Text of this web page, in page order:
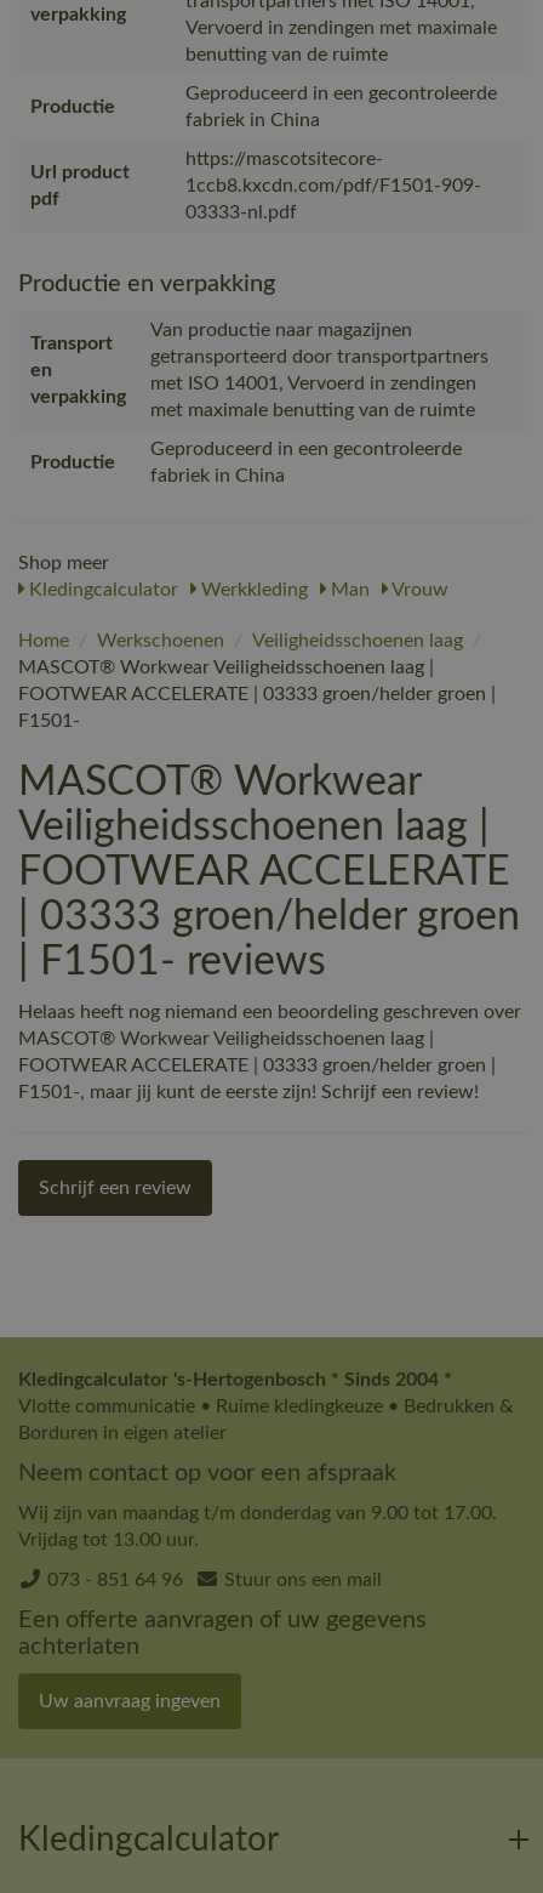
verpakking
Vervoerd in zendingen met maximale
benutting van de ruimte
Productie
Geproduceerd in een gecontroleerde
fabriek in China
Url product
pdf
https://mascotsitecore-
1ccb8.kxcdn.com/pdf/F1501-909-
03333-nl.pdf
Productie en verpakking
Transport
en
verpakking
Van productie naar magazijnen
getransporteerd door transportpartners
met ISO 14001, Vervoerd in zendingen
met maximale benutting van de ruimte
Productie
Geproduceerd in een gecontroleerde
fabriek in China
Shop meer
Kledingcalculator
Werkkleding Man Vrouw
Home / Werkschoenen / Veiligheidsschoenen laag
/
MASCOT® Workwear Veiligheidsschoenen laag |
FOOTWEAR ACCELERATE | 03333 groen/helder groen |
F1501-
MASCOT® Workwear
Veiligheidsschoenen laag |
FOOTWEAR ACCELERATE
| 03333 groen/helder groen
| F1501- reviews
Helaas heeft nog niemand een beoordeling geschreven over
MASCOT® Workwear Veiligheidsschoenen laag |
FOOTWEAR ACCELERATE | 03333 groen/helder groen |
F1501-, maar jij kunt de eerste zijn! Schrijf een review!
Schrijf een review
Kledingcalculator 's-Hertogenbosch * Sinds 2004 *
Vlotte communicatie • Ruime kledingkeuze • Bedrukken &
Borduren in eigen atelier
Neem contact op voor een afspraak
Wij zijn van maandag t/m donderdag van 9.00 tot 17.00.
Vrijdag tot 13.00 uur.
073 - 851 64 96 Stuur ons een mail
Een offerte aanvragen of uw gegevens
achterlaten
Uw aanvraag ingeven
Kledingcalculator